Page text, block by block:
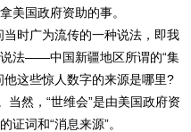
美国政府资助的事。
时广为流传的一种说法，即我
法——中国新疆地区所谓的“集
这些惊人数字的来源是哪里?
当然，“世维会”是由美国政府资
证词和“消息来源”。